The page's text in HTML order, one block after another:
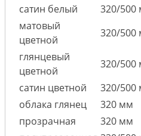
сатин белый
320/500
матовый
цветной
320/500
глянцевый
цветной
320/500
сатин цветной
320/500
облака глянец
320 мм
прозрачная
320 мм